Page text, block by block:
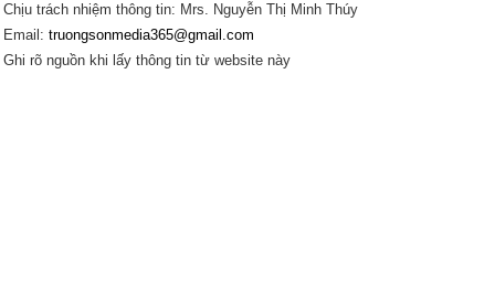
Chịu trách nhiệm thông tin: Mrs. Nguyễn Thị Minh Thúy
Email: truongsonmedia365@gmail.com
Ghi rõ nguồn khi lấy thông tin từ website này